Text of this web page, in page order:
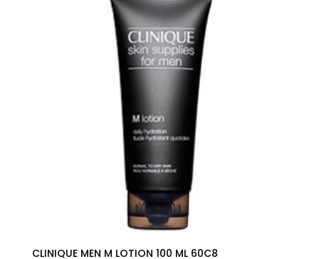
CLINIQUE MEN M LOTION 100 ML 60C8